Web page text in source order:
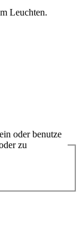
Leuchten.
oder benutze
zu